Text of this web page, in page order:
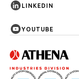
LINKEDIN
YOUTUBE